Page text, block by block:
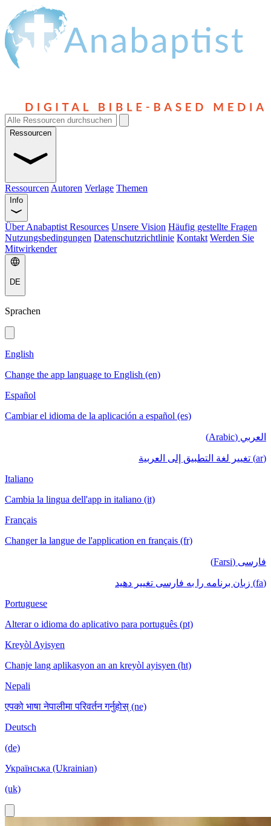
Ressourcen
Ressourcen Autoren Verlage Themen
Info
Über Anabaptist Resources Unsere Vision Häufig gestellte Fragen
Nutzungsbedingungen Datenschutzrichtlinie Kontakt Werden Sie
Mitwirkender
DE
Sprachen
English
Change the app language to English (en)
Español
Cambiar el idioma de la aplicación a español (es)
العربي (Arabic)
(ar) تغيير لغة التطبيق إلى العربية
Italiano
Cambia la lingua dell'app in italiano (it)
Français
Changer la langue de l'application en français (fr)
فارسی (Farsi)
(fa) زبان برنامه را به فارسی تغییر دهید
Portuguese
Alterar o idioma do aplicativo para português (pt)
Kreyòl Ayisyen
Chanje lang aplikasyon an an kreyòl ayisyen (ht)
Nepali
एपको भाषा नेपालीमा परिवर्तन गर्नुहोस् (ne)
Deutsch
(de)
Українська (Ukrainian)
(uk)